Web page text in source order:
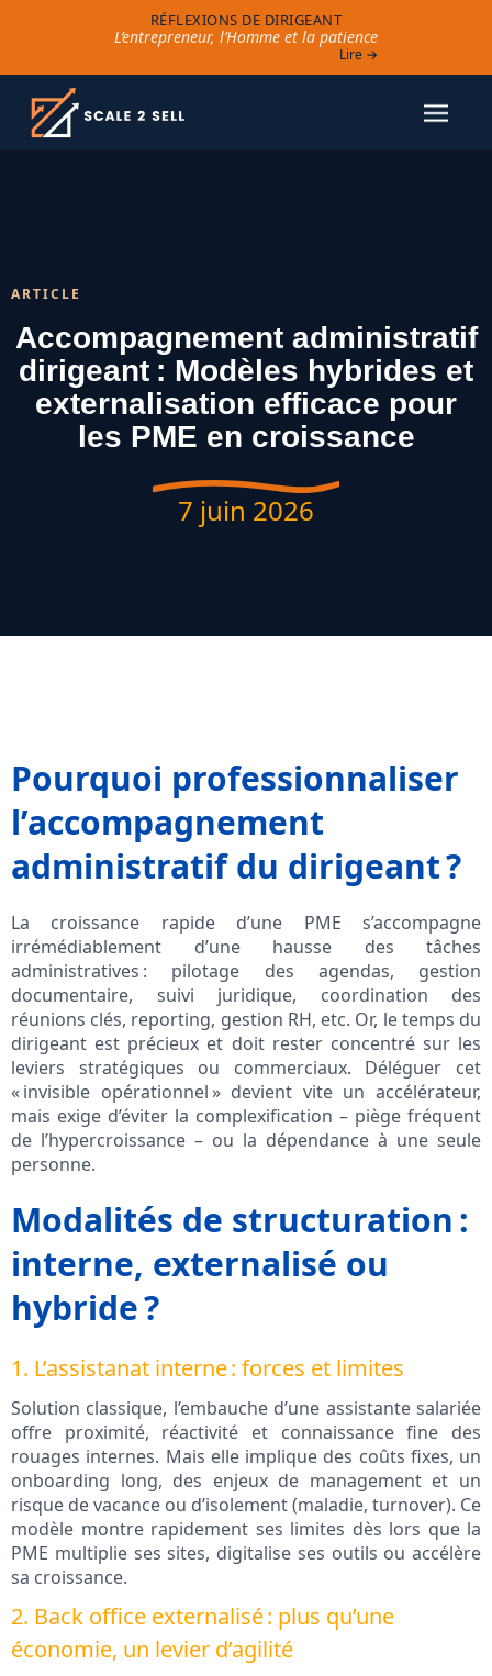
RÉFLEXIONS DE DIRIGEANT
L’entrepreneur, l’Homme et la patience
Lire →
ARTICLE
Accompagnement administratif
dirigeant : Modèles hybrides et
externalisation efficace pour
les PME en croissance
7 juin 2026
Pourquoi professionnaliser
l’accompagnement
administratif du dirigeant ?
La croissance rapide d’une PME s’accompagne
irrémédiablement d’une hausse des tâches
administratives : pilotage des agendas, gestion
documentaire, suivi juridique, coordination des
réunions clés, reporting, gestion RH, etc. Or, le temps du
dirigeant est précieux et doit rester concentré sur les
leviers stratégiques ou commerciaux. Déléguer cet
« invisible opérationnel » devient vite un accélérateur,
mais exige d’éviter la complexification – piège fréquent
de l’hypercroissance – ou la dépendance à une seule
personne.
Modalités de structuration :
interne, externalisé ou
hybride ?
1. L’assistanat interne : forces et limites
Solution classique, l’embauche d’une assistante salariée
offre proximité, réactivité et connaissance fine des
rouages internes. Mais elle implique des coûts fixes, un
onboarding long, des enjeux de management et un
risque de vacance ou d’isolement (maladie, turnover). Ce
modèle montre rapidement ses limites dès lors que la
PME multiplie ses sites, digitalise ses outils ou accélère
sa croissance.
2. Back office externalisé : plus qu’une
économie, un levier d’agilité